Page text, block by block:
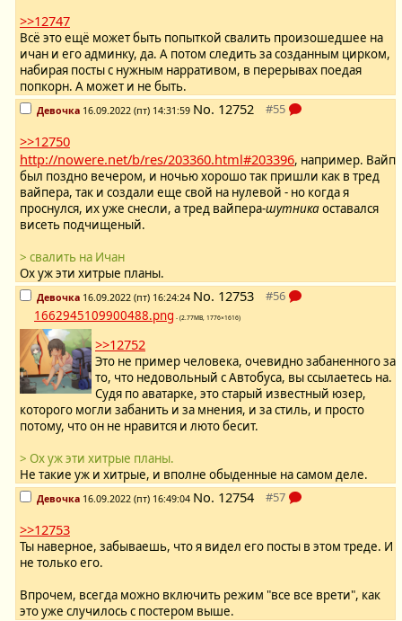
>>12747
Всё это ещё может быть попыткой свалить произошедшее на
ичан и его админку, да. А потом следить за созданным цирком,
набирая посты с нужным нарративом, в перерывах поедая
попкорн. А может и не быть.
Девочка 16.09.2022 (пт) 14:31:59 No. 12752
>>12750
http://nowere.net/b/res/203360.html#203396, например. Вайп
был поздно вечером, и ночью хорошо так пришли как в тред
вайпера, так и создали еще свой на нулевой - но когда я
проснулся, их уже снесли, а тред вайпера-шутникаоставался
висеть подчищеный.
> свалить на Ичан
Ох уж эти хитрые планы.
Девочка 16.09.2022 (пт) 16:24:24 No. 12753
1662945109900488.png - (2.77MB, 1776×1616)
>>12752
Это не пример человека, очевидно забаненного за
то, что недовольный с Автобуса, вы ссылаетесь на.
Судя по аватарке, это старый известный юзер,
которого могли забанить и за мнения, и за стиль, и просто
потому, что он не нравится и люто бесит.
> Ох уж эти хитрые планы.
Не такие уж и хитрые, и вполне обыденные на самом деле.
Девочка 16.09.2022 (пт) 16:49:04 No. 12754
>>12753
Ты наверное, забываешь, что я видел его посты в этом треде. И
не только его.
Впрочем, всегда можно включить режим "все все врети", как
это уже случилось с постером выше.